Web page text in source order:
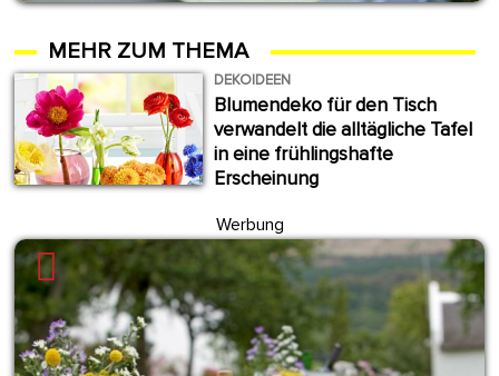
MEHR ZUM THEMA
DEKOIDEEN
Blumendeko für den Tisch
verwandelt die alltägliche Tafel
in eine frühlingshafte
Erscheinung
Werbung